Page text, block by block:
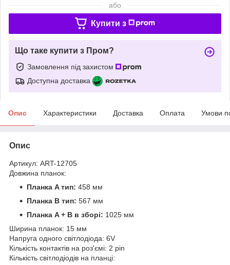
або
Купити з
Що таке купити з Пром?
Замовлення під захистом
Доступна доставка
Опис Характеристики Доставка Оплата Умови
Опис
Артикул: ART-12705
Довжина планок:
Планка A тип: 458 мм
Планка B тип: 567 мм
Планка A + B в зборі: 1025 мм
Ширина планок: 15 мм
Напруга одного світлодіода: 6V
Кількість контактів на роз'ємі: 2 pin
Кількість світлодіодів на планці: